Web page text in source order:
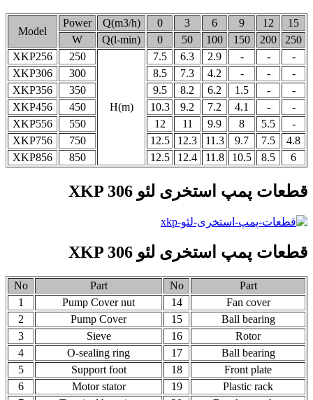
Model
Power Q(m3/h) 0 3 6 9 12
15
W
Q(l-min) 0 50 100 150 200
250
XKP256
250
H(m)
7.5 6.3 2.9 - -
-
XKP306
300 8.5 7.3 4.2 - -
-
XKP356
350 9.5 8.2 6.2 1.5 -
-
XKP456
450 10.3 9.2 7.2 4.1 -
-
XKP556
550 12 11 9.9 8 5.5
-
XKP756
750 12.5 12.3 11.3 9.7 7.5
4.8
XKP856
850 12.5 12.4 11.8 10.5 8.5 6
قطعات پمپ استخری لئو XKP 306
قطعات پمپ استخری لئو XKP 306
No Part No
Part
1
Pump Cover nut 14
Fan cover
2
Pump Cover 15
Ball bearing
3
Sieve 16
Rotor
4
O-sealing ring 17
Ball bearing
5
Support foot 18
Front plate
6
Motor stator 19
Plastic rack